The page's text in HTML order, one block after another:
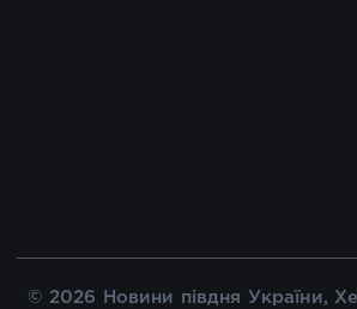
© 2026 Новини півдня України,